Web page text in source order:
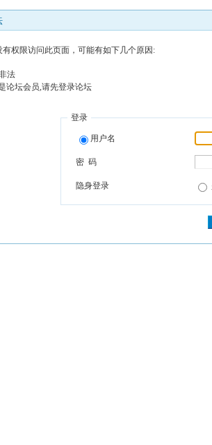
权限访问此页面，可能有如下几个原因:
法
论坛会员,请先登录论坛
登录
用户名
密 码
隐身登录